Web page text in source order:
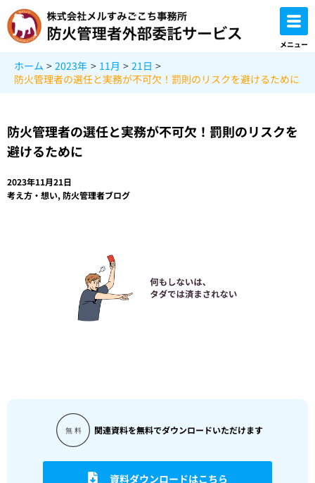
容
を
メニュー
ホーム 2023年 11月
21日
防火管理者の選任と実務が不可欠！罰則のリスクを避けるために
防火管理者の選任と実務が不可欠！罰則のリスクを
避けるために
2023年11月21日
考え方・想い, 防火管理者ブログ
関連資料を無料でダウンロードいただけます
資料ダウンロードはこちら